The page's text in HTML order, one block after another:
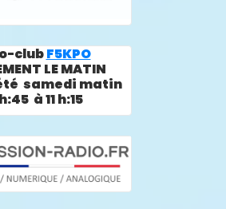
clubF5KPO
LE MATIN
samedi matin
à 11 h:15